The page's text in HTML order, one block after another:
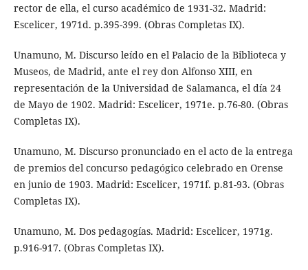
rector de ella, el curso académico de 1931-32. Madrid:
Escelicer, 1971d. p.395-399. (Obras Completas IX).
Unamuno, M. Discurso leído en el Palacio de la Biblioteca y
Museos, de Madrid, ante el rey don Alfonso XIII, en
representación de la Universidad de Salamanca, el día 24
de Mayo de 1902. Madrid: Escelicer, 1971e. p.76-80. (Obras
Completas IX).
Unamuno, M. Discurso pronunciado en el acto de la entrega
de premios del concurso pedagógico celebrado en Orense
en junio de 1903. Madrid: Escelicer, 1971f. p.81-93. (Obras
Completas IX).
Unamuno, M. Dos pedagogías. Madrid: Escelicer, 1971g.
p.916-917. (Obras Completas IX).